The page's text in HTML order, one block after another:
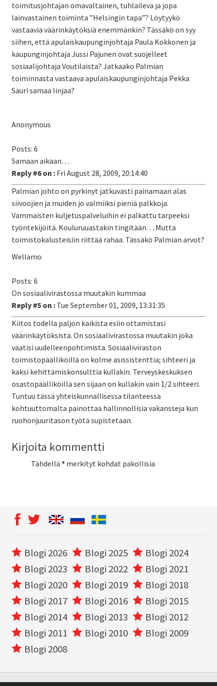
toimitusjohtajan omavaltainen, tuhlaileva ja jopa
lainvastainen toiminta ”Helsingin tapa”? Löytyykö
vastaavia väärinkäytöksiä enemmänkin? Tässäkö on syy
siihen, että apulaiskaupunginjohtaja Paula Kokkonen ja
kaupunginjohtaja Jussi Pajunen ovat suojelleet
sosiaalijohtaja Voutilaista? Jatkaako Palmian
toiminnasta vastaava apulaiskaupunginjohtaja Pekka
Sauri samaa linjaa?
Anonymous
Posts: 6
Samaan aikaan…
Reply #6 on : Fri August 28, 2009, 20:14:40
Palmian johto on pyrkinyt jatkuvasti painamaan alas
siivoojien ja muiden jo valmiiksi pieniä palkkoja.
Vammaisten kuljetuspalveluihin ei palkattu tarpeeksi
työntekijöitä. Kouluruuastakin tingitään….Mutta
toimistokalusteisiin riittää rahaa. Tässäkö Palmian arvot?
Wellamo
Posts: 6
On sosiaalivirastossa muutakin kummaa
Reply #5 on : Tue September 01, 2009, 13:31:35
Kiitos todella paljon kaikista esiin ottamistasi
väärinkäytöksistä. On sosiaalivirastossa muutakin joka
vaatisi uudelleenpohtimista. Sosiaaliviraston
toimistopäälliköillä on kolme asissistenttia; sihteeri ja
kaksi kehittämiskonsulttia kullakin. Terveyskeskuksen
osastopäälliköillä sen sijaan on kullakin vain 1/2 sihteeri.
Tuntuu tässä yhteiskunnallisessa tilanteessa
kohtuuttomalta painottaa hallinnollisia vakansseja kun
ruohonjuuritason työtä supistetaan.
Kirjoita kommentti
Tähdellä * merkityt kohdat pakollisia
Blogi 2026 Blogi 2025
Blogi 2024
Blogi 2023
Blogi 2022
Blogi 2021
Blogi 2020
Blogi 2019
Blogi 2018
Blogi 2017
Blogi 2016
Blogi 2015
Blogi 2014
Blogi 2013
Blogi 2012
Blogi 2011
Blogi 2010
Blogi 2009
Blogi 2008